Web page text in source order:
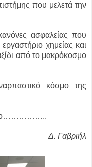
που μελετά την
ασφαλείας που
χημείας και
από το μακρόκοσμο
κόσμο της
Δ. Γαβριήλ